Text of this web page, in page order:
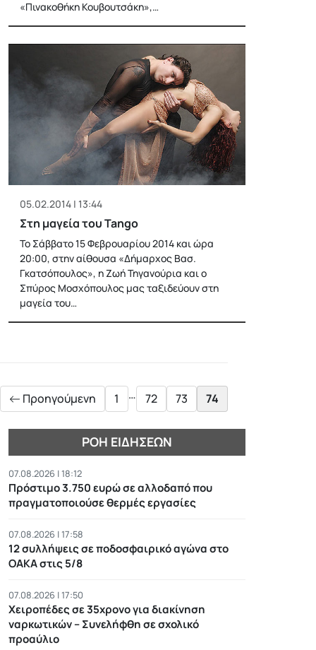
«Πινακοθήκη Κουβουτσάκη»,…
05.02.2014 | 13:44
Στη μαγεία του Tango
Το Σάββατο 15 Φεβρουαρίου 2014 και ώρα
20:00, στην αίθουσα «Δήμαρχος Βασ.
Γκατσόπουλος», η Ζωή Τηγανούρια και ο
Σπύρος Μοσχόπουλος μας ταξιδεύουν στη
μαγεία του…
Προηγούμενη 1 … 72 73 74
ΡΟΉ ΕΙΔΉΣΕΩΝ
07.08.2026 | 18:12
Πρόστιμο 3.750 ευρώ σε αλλοδαπό που
πραγματοποιούσε θερμές εργασίες
07.08.2026 | 17:58
12 συλλήψεις σε ποδοσφαιρικό αγώνα στο
ΟΑΚΑ στις 5/8
07.08.2026 | 17:50
Χειροπέδες σε 35χρονο για διακίνηση
ναρκωτικών – Συνελήφθη σε σχολικό
προαύλιο